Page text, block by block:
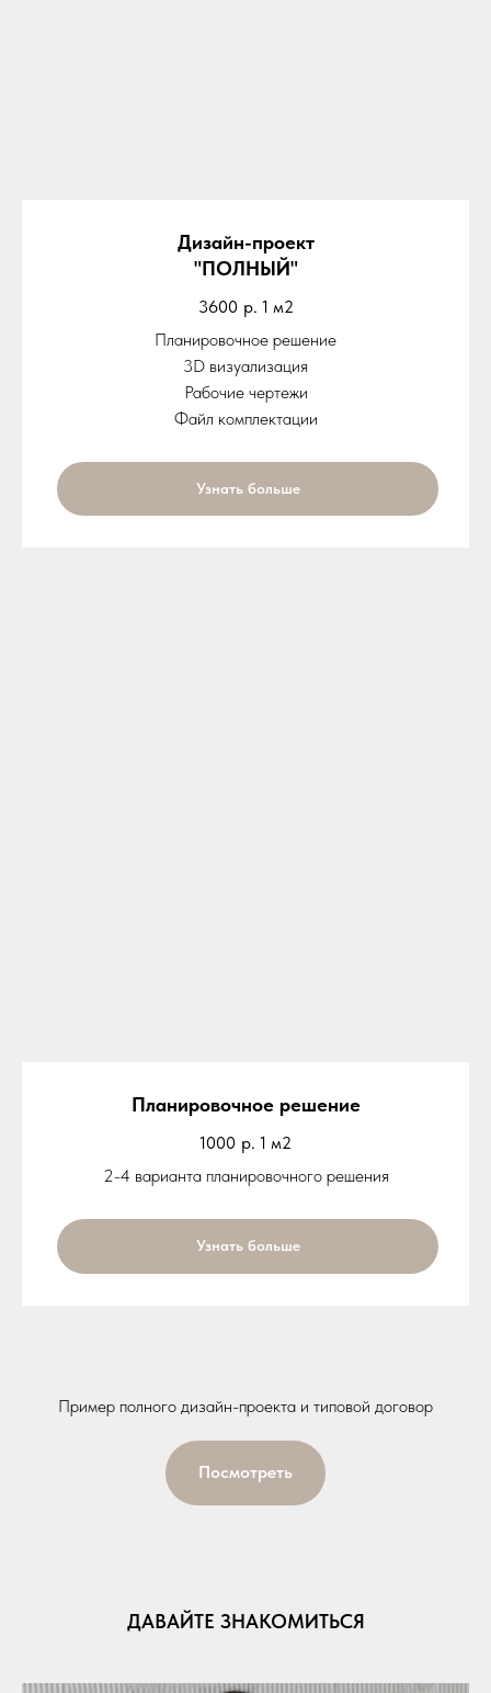
Дизайн-проект
"ПОЛНЫЙ"
3600 р. 1 м2
Планировочное решение
3D визуализация
Рабочие чертежи
Файл комплектации
Узнать больше
Планировочное решение
1000 р. 1 м2
2-4 варианта планировочного решения
Узнать больше
Пример полного дизайн-проекта и типовой договор
Посмотреть
ДАВАЙТЕ ЗНАКОМИТЬСЯ